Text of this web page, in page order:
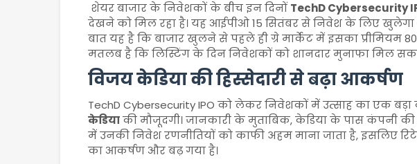
शेयर बाजार के निवेशकों के बीच इन दिनों TechD Cybersecurity
देखने को मिल रहा है। यह आईपीओ 15 सितंबर से निवेश के लिए खुलेगा
बात यह है कि बाजार खुलने से पहले ही ग्रे मार्केट में इसका प्रीमियम
मतलब है कि लिस्टिंग के दिन निवेशकों को शानदार मुनाफा मिल
विजय केडिया की हिस्सेदारी से बढ़ा आकर्षण
TechD Cybersecurity IPO को लेकर निवेशकों में उत्साह का एक
केडियाकी मौजूदगी। जानकारी के मुताबिक, केडिया के पास कंपनी की
में उनकी निवेश रणनीतियों को काफी अहम माना जाता है, इसलिए
का आकर्षण और बढ़ गया है।